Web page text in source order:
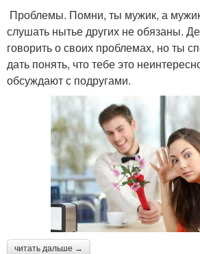
Проблемы. Помни, ты мужик, а
слушать нытье других не обязаны.
говорить о своих проблемах, но ты
дать понять, что тебе это
обсуждают с подругами.
читать дальше →